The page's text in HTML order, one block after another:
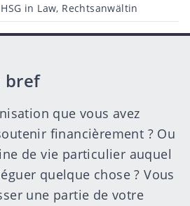
in Law, Rechtsanwältin
bref
que vous avez
financièrement ? Ou
de vie particulier auquel
quelque chose ? Vous
une partie de votre